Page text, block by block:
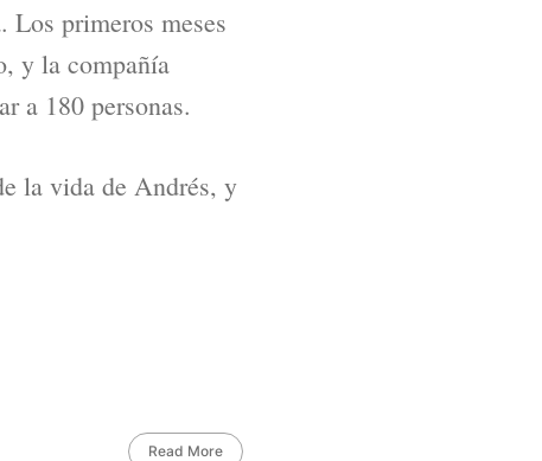
primeros meses
y la compañía
a 180 personas.
la vida de Andrés, y
Read More